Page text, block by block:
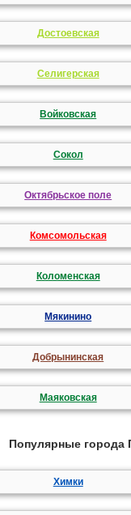
Достоевская
Селигерская
Войковская
Сокол
Октябрьское поле
Комсомольская
Коломенская
Мякинино
Добрынинская
Маяковская
Популярные города
Химки